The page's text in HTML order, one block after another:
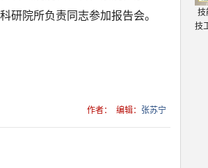
研院所负责同志参加报告会。
作者： 编辑： 张苏宁
技
技